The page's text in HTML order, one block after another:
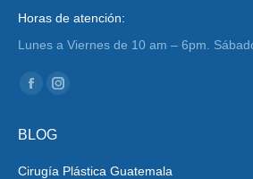
Horas de atención:
Lunes a Viernes de 10 am – 6pm.
Encuéntranos en:
Facebook
opens
Instagram
in
BLOG
Cirugía Plástica Guatemala